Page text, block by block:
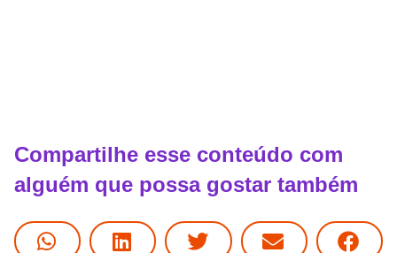
Compartilhe esse conteúdo com
alguém que possa gostar também